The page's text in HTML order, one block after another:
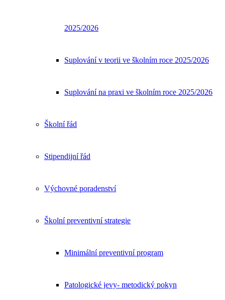
2025/2026
Suplování v teorii ve školním roce 2025/2026
Suplování na praxi ve školním roce 2025/2026
Školní řád
Stipendijní řád
Výchovné poradenství
Školní preventivní strategie
Minimální preventivní program
Patologické jevy- metodický pokyn